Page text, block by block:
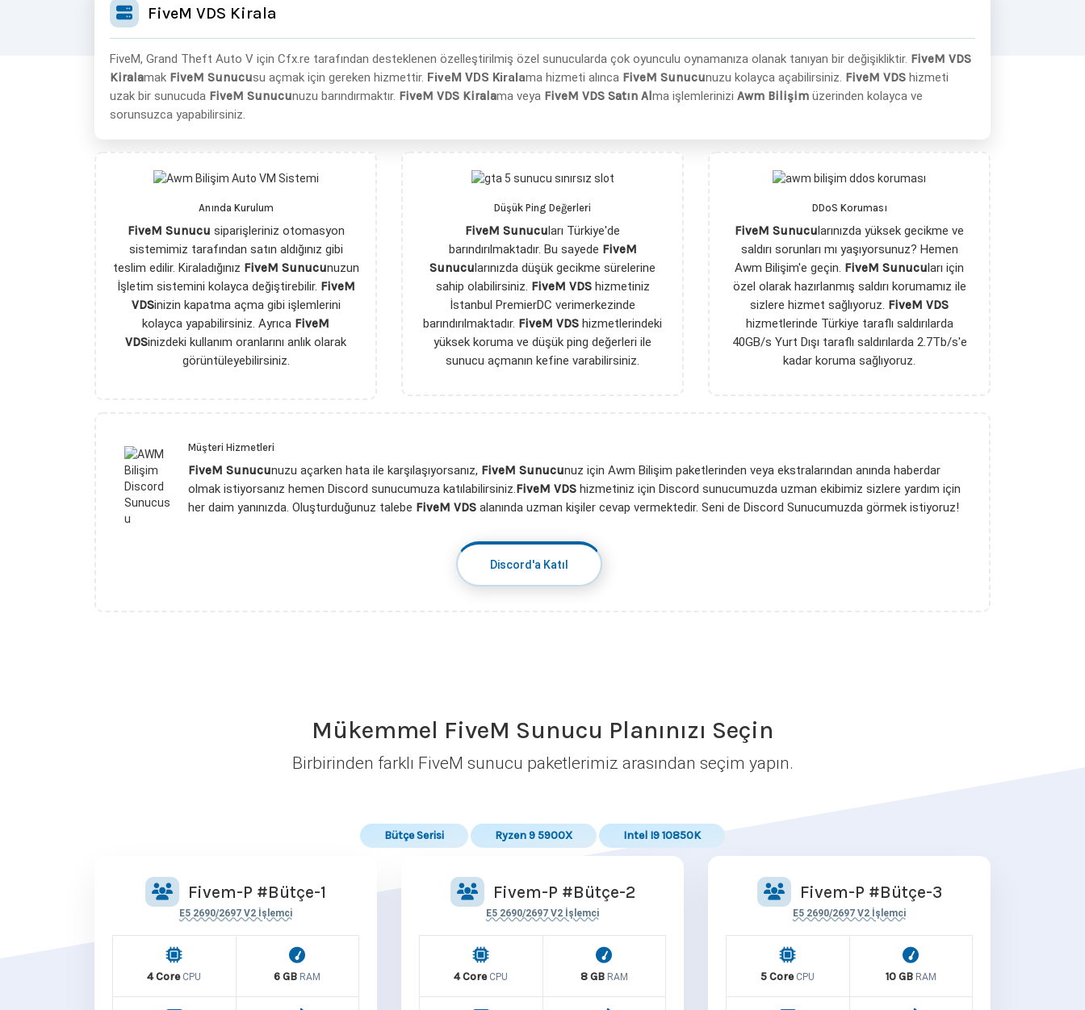
FiveM VDS Kirala
FiveM, Grand Theft Auto V için Cfx.re tarafından desteklenen özelleştirilmiş özel sunucularda çok oyunculu oynamanıza olanak tanıyan bir değişikliktir. FiveM VDS
Kiralamak FiveM Sunucusu açmak için gereken hizmettir. FiveM VDS Kiralama hizmeti alınca FiveM Sunucunuzu kolayca açabilirsiniz. FiveM VDS hizmeti
uzak bir sunucuda FiveM Sunucunuzu barındırmaktır. FiveM VDS Kiralama veya FiveM VDS Satın Alma işlemlerinizi Awm Bilişim üzerinden kolayca ve
sorunsuzca yapabilirsiniz.
Anında Kurulum
FiveM Sunucu siparişleriniz otomasyon
sistemimiz tarafından satın aldığınız gibi
teslim edilir. Kiraladığınız FiveM Sunucunuzun
İşletim sistemini kolayca değiştirebilir. FiveM
VDSinizin kapatma açma gibi işlemlerini
kolayca yapabilirsiniz. Ayrıca FiveM
VDSinizdeki kullanım oranlarını anlık olarak
görüntüleyebilirsiniz.
Düşük Ping Değerleri
FiveM Sunucuları Türkiye'de
barındırılmaktadır. Bu sayede FiveM
Sunucularınızda düşük gecikme sürelerine
sahip olabilirsiniz. FiveM VDShizmetiniz
İstanbul PremierDC verimerkezinde
barındırılmaktadır. FiveM VDS hizmetlerindeki
yüksek koruma ve düşük ping değerleri ile
sunucu açmanın kefine varabilirsiniz.
DDoS Koruması
FiveM Sunucularınızda yüksek gecikme ve
saldırı sorunları mı yaşıyorsunuz? Hemen
Awm Bilişim'e geçin. FiveM Sunucuları için
özel olarak hazırlanmış saldırı korumamız ile
sizlere hizmet sağlıyoruz. FiveM VDS
hizmetlerinde Türkiye taraflı saldırılarda
40GB/s Yurt Dışı taraflı saldırılarda 2.7Tb/s'e
kadar koruma sağlıyoruz.
Müşteri Hizmetleri
FiveM Sunucunuzu açarken hata ile karşılaşıyorsanız, FiveM Sunucunuz için Awm Bilişim paketlerinden veya ekstralarından anında haberdar
olmak istiyorsanız hemen Discord sunucumuza katılabilirsiniz.FiveM VDS hizmetiniz için Discord sunucumuzda uzman ekibimiz sizlere yardım için
her daim yanınızda. Oluşturduğunuz talebe FiveM VDS alanında uzman kişiler cevap vermektedir. Seni de Discord Sunucumuzda görmek istiyoruz!
Discord'a Katıl
Mükemmel FiveM Sunucu Planınızı Seçin
Birbirinden farklı FiveM sunucu paketlerimiz arasından seçim yapın.
Bütçe Serisi Ryzen 9 5900X Intel I9 10850K
Fivem-P #Bütçe-1
E5 2690/2697 V2 İşlemci
4 Core CPU 6 GB RAM
Fivem-P #Bütçe-2
E5 2690/2697 V2 İşlemci
4 Core CPU 8 GB RAM
Fivem-P #Bütçe-3
E5 2690/2697 V2 İşlemci
5 Core CPU 10 GB RAM